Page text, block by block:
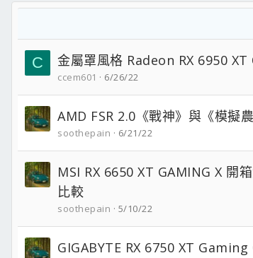
C 金屬罩風格 Radeon RX 6950
ccem601 6/26/22
AMD FSR 2.0《戰神》與《模擬
soothepain 6/21/22
MSI RX 6650 XT GAMING X 開
比較
soothepain 5/10/22
GIGABYTE RX 6750 XT